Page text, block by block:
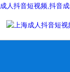
成人抖音短视频,抖音